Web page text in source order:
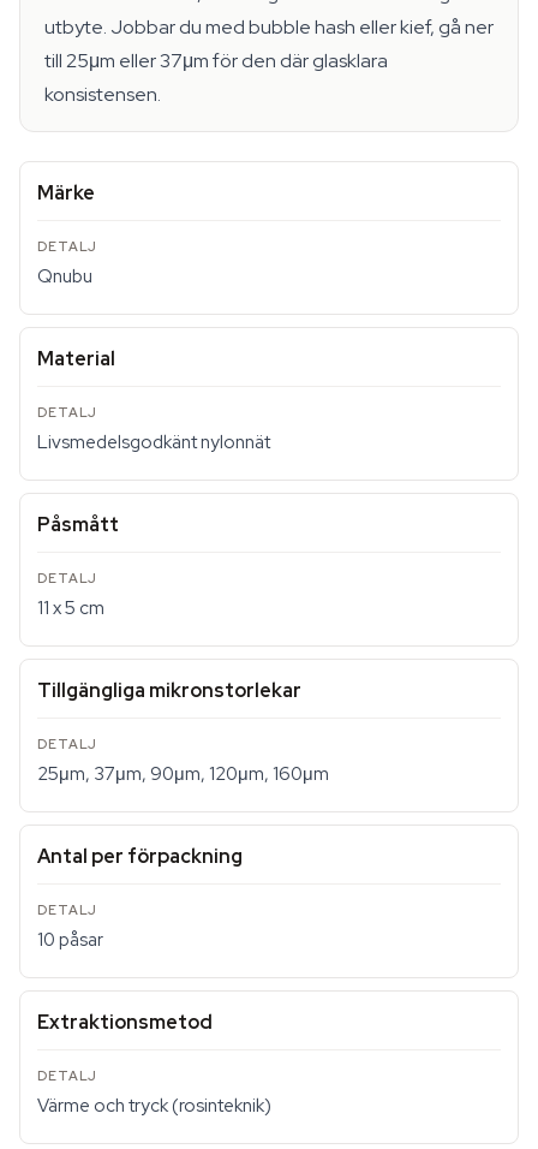
utbyte. Jobbar du med bubble hash eller kief, gå ner
till 25μm eller 37μm för den där glasklara
konsistensen.
Märke
Qnubu
Material
Livsmedelsgodkänt nylonnät
Påsmått
11 x 5 cm
Tillgängliga mikronstorlekar
25μm, 37μm, 90μm, 120μm, 160μm
Antal per förpackning
10 påsar
Extraktionsmetod
Värme och tryck (rosinteknik)